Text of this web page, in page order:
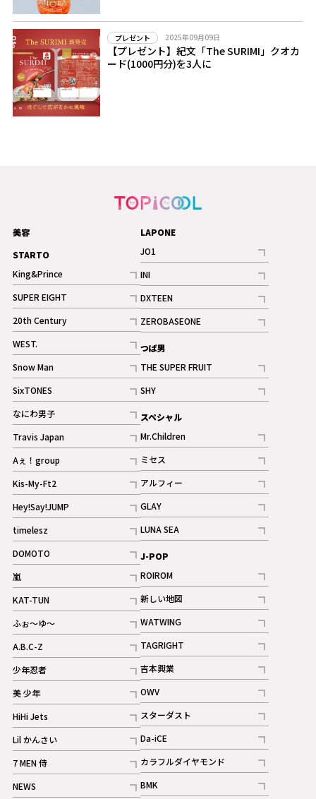
プレゼント 2025年09月09日
【プレゼント】紀文「The SURIMI」クオカ
ード(1000円分)を3人に
美容
STARTO
King&Prince
記事
SUPER EIGHT
記事
20th Century
記事
WEST.
記事
Snow Man
記事
ギャラリー
SixTONES
記事
ギャラリー
なにわ男子
記事
Travis Japan
記事
Aぇ！group
記事
Kis-My-Ft2
記事
ギャラリー
Hey!Say!JUMP
記事
timelesz
記事
DOMOTO
記事
嵐
記事
KAT-TUN
記事
ふぉ～ゆ～
記事
A.B.C-Z
記事
ギャラリー
少年忍者
記事
美 少年
記事
HiHi Jets
記事
Lil かんさい
記事
7 MEN 侍
記事
NEWS
LAPONE
JO1
記事
INI
記事
ギャラリー
DXTEEN
記事
ギャラリー
ZEROBASEONE
記事
つば男
THE SUPER FRUIT
記事
SHY
記事
スペシャル
Mr.Children
記事
ミセス
記事
アルフィー
記事
GLAY
記事
LUNA SEA
記事
J-POP
ROIROM
記事
新しい地図
記事
WATWING
記事
TAGRIGHT
記事
吉本興業
記事
OWV
記事
ギャラリー
スターダスト
記事
Da-iCE
記事
カラフルダイヤモンド
記事
BMK